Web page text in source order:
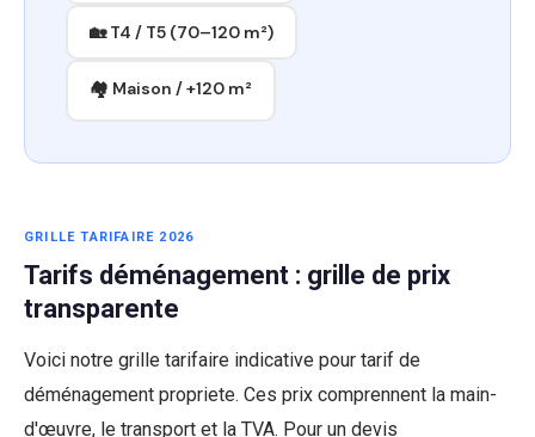
🏡 T4 / T5 (70–120 m²)
🏘 Maison / +120 m²
GRILLE TARIFAIRE 2026
Tarifs déménagement : grille de prix
transparente
Voici notre grille tarifaire indicative pour tarif de
déménagement propriete. Ces prix comprennent la main-
d'œuvre, le transport et la TVA. Pour un devis